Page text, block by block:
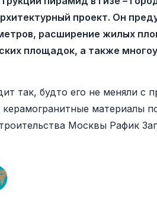
проект. Он
расширение жилых
площадок, а также
так, будто его не меняли с
материалы
Москвы Рафик